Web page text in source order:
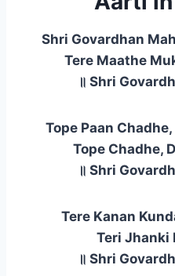
Shri Govardhan
Tere Maathe
॥ Shri
Tope Paan
Tope Chadhe,
॥ Shri
Tere Kanan
Teri Jhanki
॥ Shri